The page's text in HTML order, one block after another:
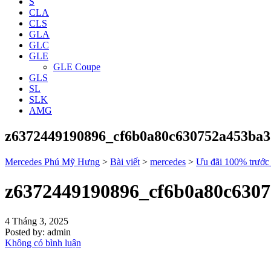
CLA
CLS
GLA
GLC
GLE
GLE Coupe
GLS
SL
SLK
AMG
Mercedes Phú Mỹ Hưng > Bài viết > mercedes > Ưu đãi 100%
4 Tháng 3, 2025
Posted by: admin
Không có bình luận